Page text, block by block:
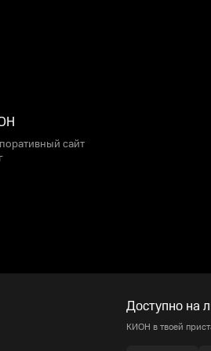
сайт
Доступно на
КИОН в твоей